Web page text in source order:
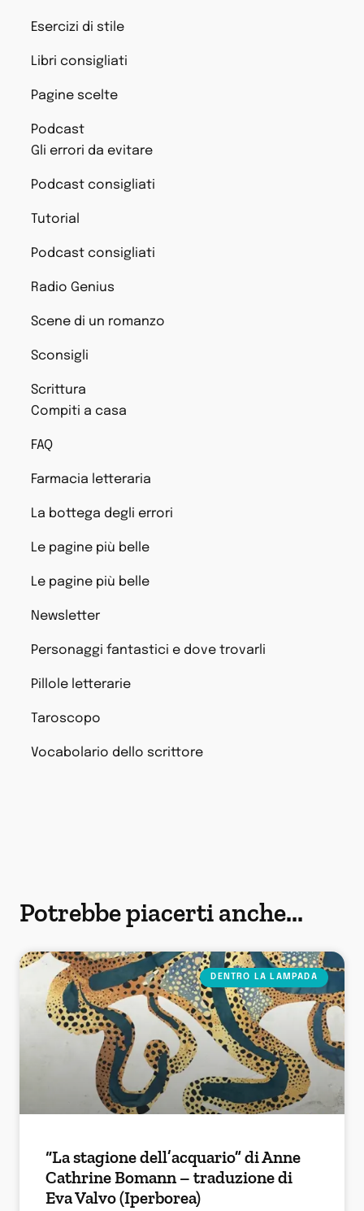
Esercizi di stile
Libri consigliati
Pagine scelte
Podcast
Gli errori da evitare
Podcast consigliati
Tutorial
Podcast consigliati
Radio Genius
Scene di un romanzo
Sconsigli
Scrittura
Compiti a casa
FAQ
Farmacia letteraria
La bottega degli errori
Le pagine più belle
Le pagine più belle
Newsletter
Personaggi fantastici e dove trovarli
Pillole letterarie
Taroscopo
Vocabolario dello scrittore
Potrebbe piacerti anche...
DENTRO LA LAMPADA
“La stagione dell’acquario” di Anne
Cathrine Bomann – traduzione di
Eva Valvo (Iperborea)